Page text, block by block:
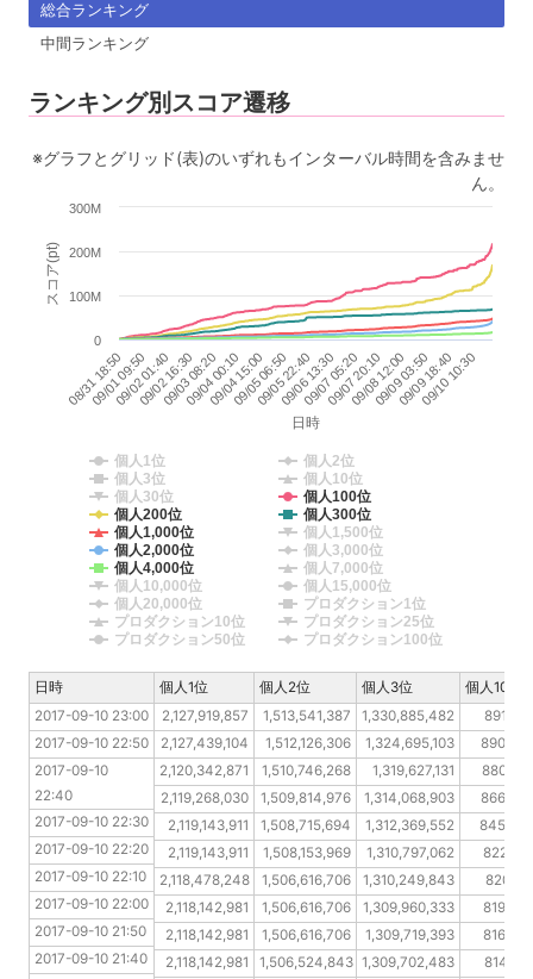
総合ランキング
中間ランキング
ランキング別スコア遷移
※グラフとグリッド(表)のいずれもインターバル時間を含みませ
ん。
日時
スコア(pt)
08/31 18:50
09/01 09:50
09/02 01:40
09/02 16:30
09/03 08:20
09/04 00:10
09/04 15:00
09/05 06:50
09/05 22:40
09/06 13:30
09/07 05:20
09/07 20:10
09/08 12:00
09/09 03:50
09/09 18:40
09/10 10:30
0
100M
200M
300M
個人1位
個人2位
個人3位
個人10位
個人30位
個人100位
個人200位
個人300位
個人1,000位
個人1,500位
個人2,000位
個人3,000位
個人4,000位
個人7,000位
個人10,000位
個人15,000位
個人20,000位
プロダクション1位
プロダクション10位
プロダクション25位
プロダクション50位
プロダクション100位
2017-09-10 23:00 2,127,919,857 1,513,541,387 1,330,885,482
2017-09-10 22:50
2,127,439,104 1,512,126,306 1,324,695,103
2017-09-10 22:40
2,120,342,871 1,510,746,268 1,319,627,131
2017-09-10 22:30
2,119,268,030 1,509,814,976 1,314,068,903
2017-09-10 22:20
2,119,143,911 1,508,715,694 1,312,369,552
2017-09-10 22:10
2,119,143,911 1,508,153,969 1,310,797,062
2017-09-10 22:00
2,118,478,248 1,506,616,706 1,310,249,843
2017-09-10 21:50
2,118,142,981 1,506,616,706 1,309,960,333
2017-09-10 21:40
2,118,142,981 1,506,616,706 1,309,719,393
2017-09-10 21:30
2,118,142,981 1,506,524,843 1,309,702,483
日時 個人1位 個人2位 個人3位
個人10位
2017-09-10 23:00
2017-09-10 22:50
2017-09-10
22:40
2017-09-10 22:30
2017-09-10 22:20
2017-09-10 22:10
2017-09-10 22:00
2017-09-10 21:50
2017-09-10 21:40
日時